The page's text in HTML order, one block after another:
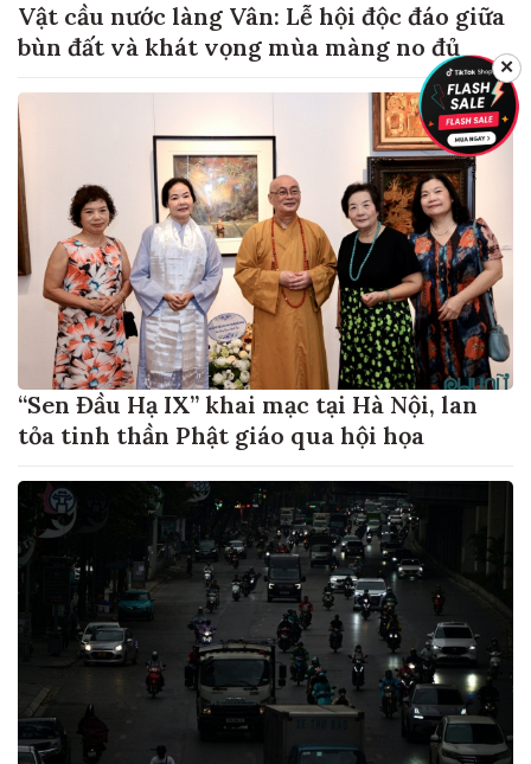
Vật cầu nước làng Vân: Lễ hội độc đáo giữa
bùn đất và khát vọng mùa màng no đủ
“Sen Đầu Hạ IX” khai mạc tại Hà Nội, lan
tỏa tinh thần Phật giáo qua hội họa
✕